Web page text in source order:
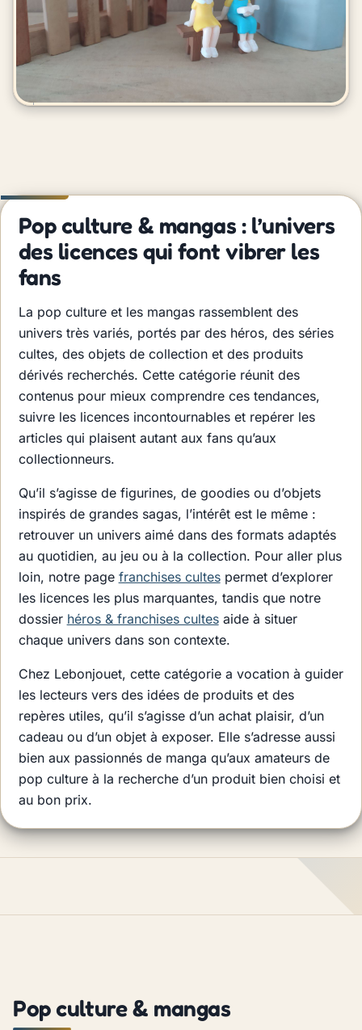
Pop culture & mangas : l’univers
des licences qui font vibrer les
fans
La pop culture et les mangas rassemblent des
univers très variés, portés par des héros, des séries
cultes, des objets de collection et des produits
dérivés recherchés. Cette catégorie réunit des
contenus pour mieux comprendre ces tendances,
suivre les licences incontournables et repérer les
articles qui plaisent autant aux fans qu’aux
collectionneurs.
Qu’il s’agisse de figurines, de goodies ou d’objets
inspirés de grandes sagas, l’intérêt est le même :
retrouver un univers aimé dans des formats adaptés
au quotidien, au jeu ou à la collection. Pour aller plus
loin, notre page franchises cultespermet d’explorer
les licences les plus marquantes, tandis que notre
dossier héros & franchises cultesaide à situer
chaque univers dans son contexte.
Chez Lebonjouet, cette catégorie a vocation à guider
les lecteurs vers des idées de produits et des
repères utiles, qu’il s’agisse d’un achat plaisir, d’un
cadeau ou d’un objet à exposer. Elle s’adresse aussi
bien aux passionnés de manga qu’aux amateurs de
pop culture à la recherche d’un produit bien choisi et
au bon prix.
Pop culture & mangas